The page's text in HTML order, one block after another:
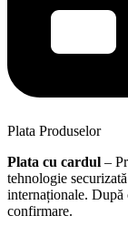
Plata Produselor
Plata cu cardul –
tehnologie
internaționale.
confirmare.